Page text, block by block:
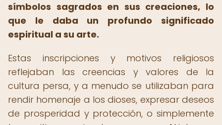
símbolos sagrados en sus creaciones, lo
que le daba un profundo significado
espiritual a su arte.
Estas inscripciones y motivos religiosos
reflejaban las creencias y valores de la
cultura persa, y a menudo se utilizaban para
rendir homenaje a los dioses, expresar deseos
de prosperidad y protección, o simplemente